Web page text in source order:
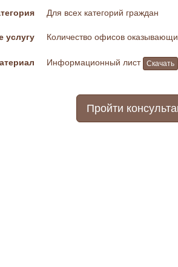
Для всех категорий граждан
Количество офисов
Информационный лист Скачать
Пройти